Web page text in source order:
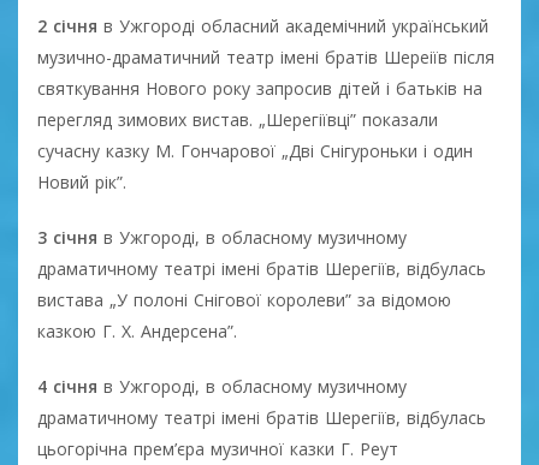
2 січня в Ужгороді обласний академічний український
музично-драматичний театр імені братів Шереіїв після
святкування Нового року запросив дітей і батьків на
перегляд зимових вистав. „Шерегіївці” показали
сучасну казку М. Гончарової „Дві Снігуроньки і один
Новий рік”.
3 січня в Ужгороді, в обласному музичному
драматичному театрі імені братів Шерегіїв, відбулась
вистава „У полоні Снігової королеви” за відомою
казкою Г. Х. Андерсена”.
4 січня в Ужгороді, в обласному музичному
драматичному театрі імені братів Шерегіїв, відбулась
цьогорічна прем’єра музичної казки Г. Реут